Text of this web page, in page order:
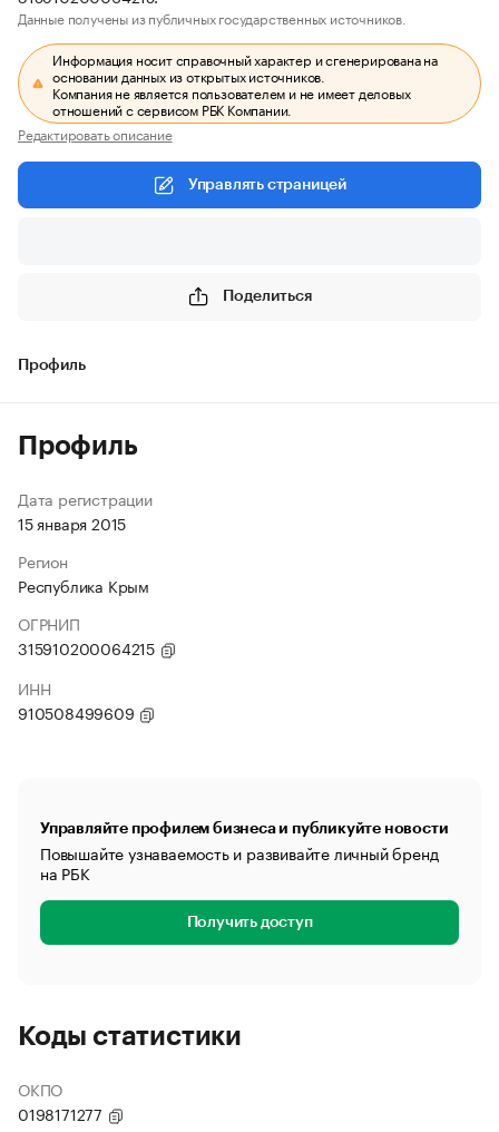
Данные получены из публичных государственных источников.
Информация носит справочный характер и сгенерирована на
основании данных из открытых источников.
Компания не является пользователем и не имеет деловых
отношений с сервисом РБК Компании.
Редактировать описание
Управлять страницей
Поделиться
Профиль
Профиль
Дата регистрации
15 января 2015
Регион
Республика Крым
ОГРНИП
315910200064215
ИНН
910508499609
Управляйте профилем бизнеса и публикуйте новости
Повышайте узнаваемость и развивайте личный бренд
на РБК
Получить доступ
Коды статистики
ОКПО
0198171277